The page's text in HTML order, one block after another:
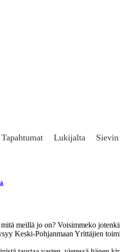
Tapahtumat Lukijalta
meillä jo on? Voisimmeko
Keski-Pohjanmaan Yrittäjien